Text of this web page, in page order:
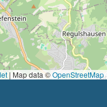
| Map data ©OpenStreetMap